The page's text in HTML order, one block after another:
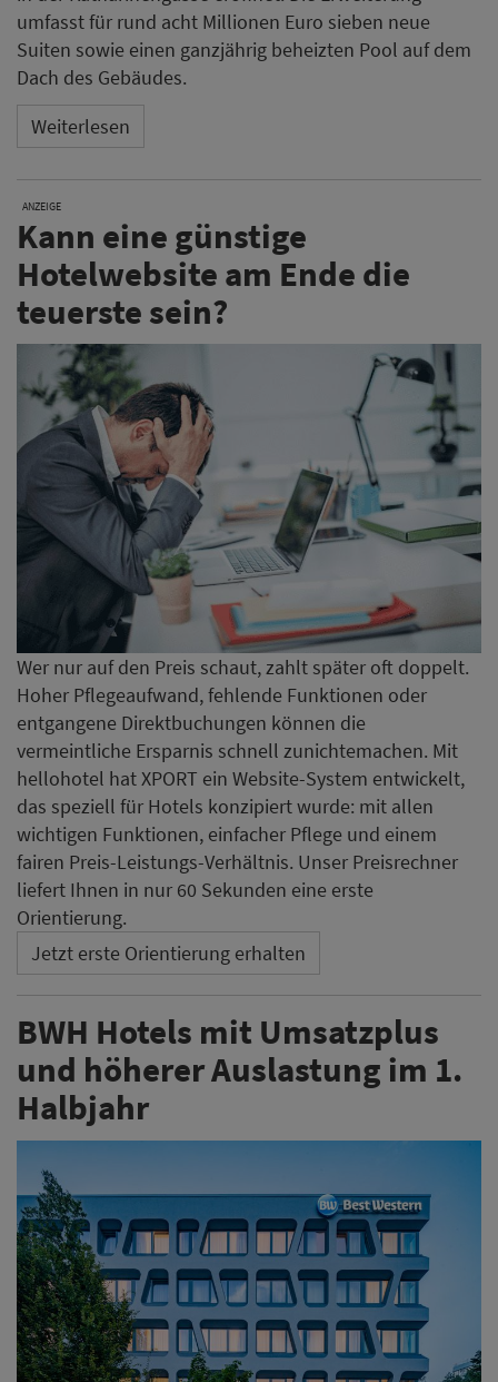
umfasst für rund acht Millionen Euro sieben neue
Suiten sowie einen ganzjährig beheizten Pool auf dem
Dach des Gebäudes.
Weiterlesen
ANZEIGE
Kann eine günstige
Hotelwebsite am Ende die
teuerste sein?
Wer nur auf den Preis schaut, zahlt später oft doppelt.
Hoher Pflegeaufwand, fehlende Funktionen oder
entgangene Direktbuchungen können die
vermeintliche Ersparnis schnell zunichtemachen. Mit
hellohotel hat XPORT ein Website-System entwickelt,
das speziell für Hotels konzipiert wurde: mit allen
wichtigen Funktionen, einfacher Pflege und einem
fairen Preis-Leistungs-Verhältnis. Unser Preisrechner
liefert Ihnen in nur 60 Sekunden eine erste
Orientierung.
Jetzt erste Orientierung erhalten
BWH Hotels mit Umsatzplus
und höherer Auslastung im 1.
Halbjahr